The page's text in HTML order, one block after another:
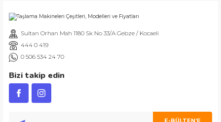
Sultan Orhan Mah 1180 Sk No 33/A Gebze / Kocaeli
444 0 419
0 506 534 24 70
Bizi takip edin
E-BÜLTEN’E